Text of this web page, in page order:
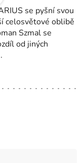
se pyšní svou
celosvětové oblibě
Szmal se
od jiných